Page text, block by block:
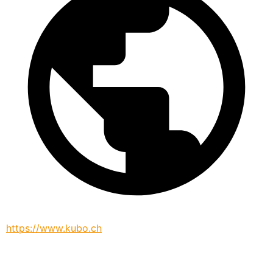
https://www.kubo.ch